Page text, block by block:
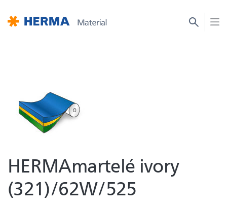
HERMAmartelé ivory
(321)/62W/525